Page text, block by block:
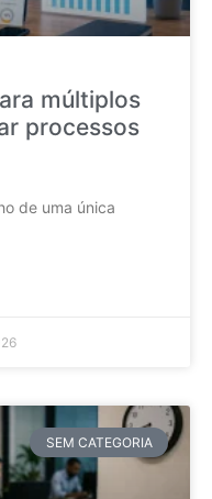
múltiplos
processos
de uma única
SEM CATEGORIA